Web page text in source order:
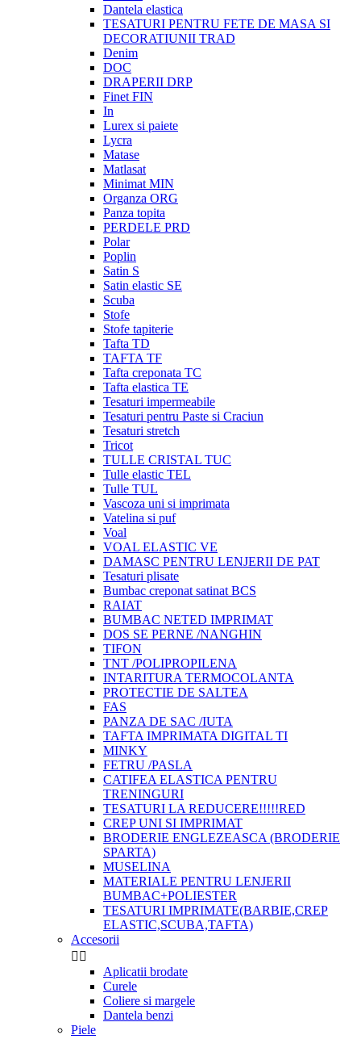
Dantela elastica
TESATURI PENTRU FETE DE MASA SI
DECORATIUNII TRAD
Denim
DOC
DRAPERII DRP
Finet FIN
In
Lurex si paiete
Lycra
Matase
Matlasat
Minimat MIN
Organza ORG
Panza topita
PERDELE PRD
Polar
Poplin
Satin S
Satin elastic SE
Scuba
Stofe
Stofe tapiterie
Tafta TD
TAFTA TF
Tafta creponata TC
Tafta elastica TE
Tesaturi impermeabile
Tesaturi pentru Paste si Craciun
Tesaturi stretch
Tricot
TULLE CRISTAL TUC
Tulle elastic TEL
Tulle TUL
Vascoza uni si imprimata
Vatelina si puf
Voal
VOAL ELASTIC VE
DAMASC PENTRU LENJERII DE PAT
Tesaturi plisate
Bumbac creponat satinat BCS
RAIAT
BUMBAC NETED IMPRIMAT
DOS SE PERNE /NANGHIN
TIFON
TNT /POLIPROPILENA
INTARITURA TERMOCOLANTA
PROTECTIE DE SALTEA
FAS
PANZA DE SAC /IUTA
TAFTA IMPRIMATA DIGITAL TI
MINKY
FETRU /PASLA
CATIFEA ELASTICA PENTRU
TRENINGURI
TESATURI LA REDUCERE!!!!!RED
CREP UNI SI IMPRIMAT
BRODERIE ENGLEZEASCA (BRODERIE
SPARTA)
MUSELINA
MATERIALE PENTRU LENJERII
BUMBAC+POLIESTER
TESATURI IMPRIMATE(BARBIE,CREP
ELASTIC,SCUBA,TAFTA)
Accesorii
 
Aplicatii brodate
Curele
Coliere si margele
Dantela benzi
Piele